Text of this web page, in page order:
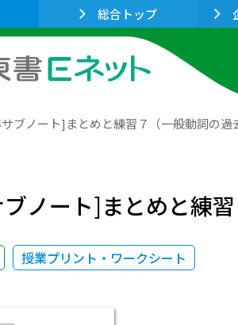
総合トップ
ブノート]まとめと練習７（一般動詞の過
ノート]まとめと練習
授業プリント・ワークシート